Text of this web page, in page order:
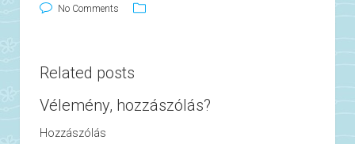
No Comments
Related posts
Vélemény, hozzászólás?
Hozzászólás